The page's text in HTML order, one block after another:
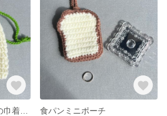
食パンミニポーチ